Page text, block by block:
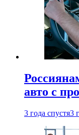
авто с
3 года спустя3